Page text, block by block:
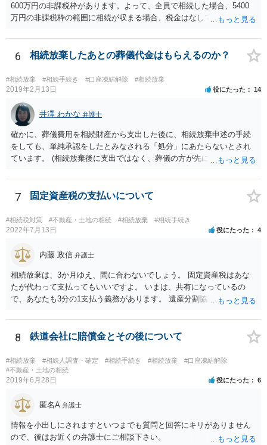
600万円の非課税枠があります。よって、全員で相続した場合、5400
万円の非課税枠の範囲に相続が収まる場合、税金はなしです。 一人が
範囲となります。 一般的には、全員で相続する方が税金はお得です。
また、全員で相続しても、話し合いの結果、親がすべて相続と決める
こともできます。この場合でも相続の非課税枠は、全員で相続した540
0万円分使えます。 父が亡くなり、母が全部相続すると、母から三人
で相続する際は、4800万円が非課税枠となります。 そうすると、母が
亡くなってから相続すると、両親のどちらかが亡くなってから相続す
るより非課税の枠が減少します。 計画的に相続をするのがおすすめと
いうことになります。これ以外にも気をつける点はあるかもしれませ
んので、一度相談して想定するのがおすすめと思います。
6 相続放棄したあとの葬儀代金はもらえるのか？
#相続放棄 #相続手続き #口座凍結解除 #相続放棄
2019年2月13日 役にたった 14
井澤 わかな 弁護士
確かに、葬儀費用を相続財産から支出した後に、相続放棄申述の手続
をしても、単純承認をしたとみなされる「処分」にあたらないとされ
ています。 (相続放棄後に支出ではなく、葬儀の方が先に来るのが通常
述の手続ということだと思いますが) ただ、葬儀費用ならいくらでもよ
いということではなく、身分相応の、社会的儀式として当然認められ
る程度の金額に留まると考えた方がよいです。 もし、相続人の皆さん
に葬儀費用を支出する経済力がなく、質素な葬儀を行った費用であれ
ば相続財産から支出しても単純承認と認められない可能性が高いの
7 固定資産税の支払いについて
#相続税対策 #不動産・土地の相続 #相続放棄 #相続手続き
2022年7月13日 役にたった 4
内藤 政信 弁護士
相続放棄は、3か月ゆえ、間に合わないでしょう。 固定資産税はあな
たが代わって支払ってもいいですよ。 いまは、共有になっているの
で、あなたも3分の1支払う義務があります。 遺産分割協議をして、不
払い義務があります。
8 鉄道会社に賠償金とその後について
#相続放棄 #相続人調査・確定 #相続手続き #相続放棄
#口座凍結解除
#不動産・土地の相続
2019年6月28日 役にたった 6
匿名A 弁護士
情報を小出しにされますといつまでも質問と回答にキリがありません
ので、後はお近くの弁護士にご相談下さい。